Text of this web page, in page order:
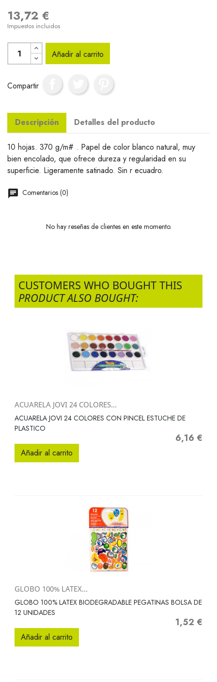
13,72 €
Impuestos incluidos
Añadir al carrito
Compartir
Descripción Detalles del producto
10 hojas. 370 g/m# . Papel de color blanco natural, muy
bien encolado, que ofrece dureza y regularidad en su
superficie. Ligeramente satinado. Sin r ecuadro.
Comentarios (0)
No hay reseñas de clientes en este momento.
CUSTOMERS WHO BOUGHT THIS
PRODUCT ALSO BOUGHT:
ACUARELA JOVI 24 COLORES...
ACUARELA JOVI 24 COLORES CON PINCEL ESTUCHE DE
PLASTICO
Precio
6,16 €
Añadir al carrito
GLOBO 100% LATEX...
GLOBO 100% LATEX BIODEGRADABLE PEGATINAS BOLSA DE
12 UNIDADES
Precio
1,52 €
Añadir al carrito